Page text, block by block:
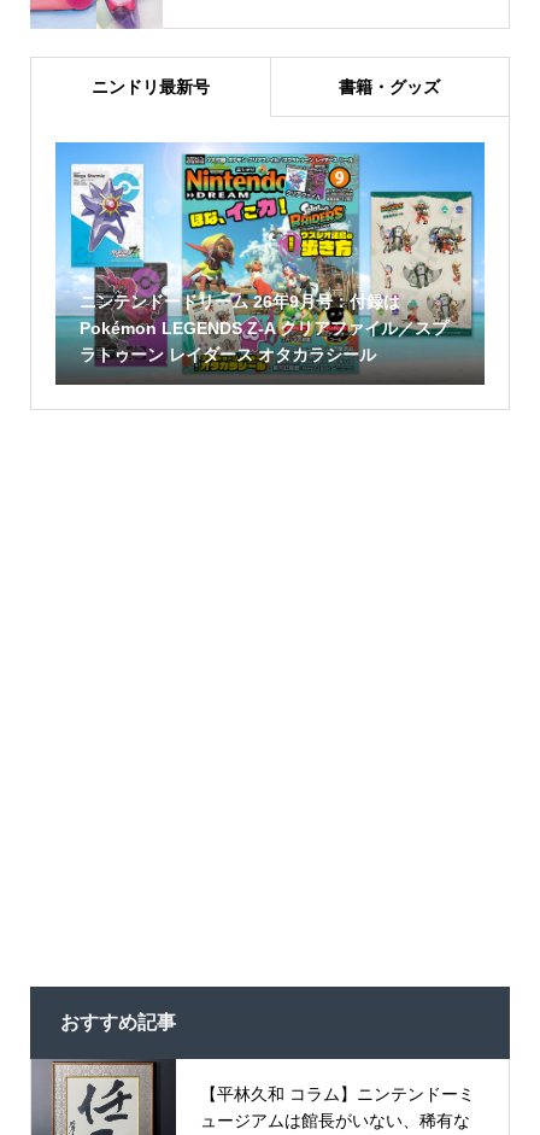
ニンドリ最新号 書籍・グッズ
ニンテンドードリーム 26年9月号：付録は
Pokémon LEGENDS Z-A クリアファイル／スプ
ラトゥーン レイダース オタカラシール
おすすめ記事
【平林久和 コラム】ニンテンドーミ
ュージアムは館長がいない、稀有な